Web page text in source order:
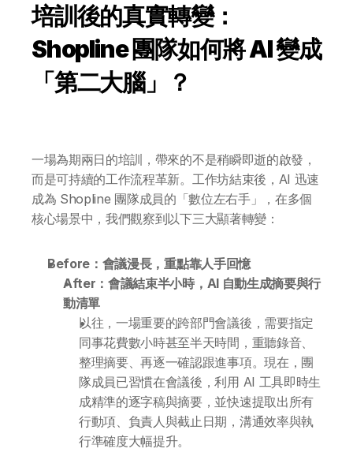
培訓後的真實轉變：
Shopline 團隊如何將 AI 變成
「第二大腦」？
一場為期兩日的培訓，帶來的不是稍瞬即逝的啟發，
而是可持續的工作流程革新。工作坊結束後，AI 迅速
成為 Shopline 團隊成員的「數位左右手」，在多個
核心場景中，我們觀察到以下三大顯著轉變：
Before：會議漫長，重點靠人手回憶
After：會議結束半小時，AI 自動生成摘要與行
動清單
以往，一場重要的跨部門會議後，需要指定
同事花費數小時甚至半天時間，重聽錄音、
整理摘要、再逐一確認跟進事項。現在，團
隊成員已習慣在會議後，利用 AI 工具即時生
成精準的逐字稿與摘要，並快速提取出所有
行動項、負責人與截止日期，溝通效率與執
行準確度大幅提升。
關於 DotAI
AI 課程
所有課程
全系列 30 小時
AI-in-One 全年 AI 學習通行證
全系列 29 小時